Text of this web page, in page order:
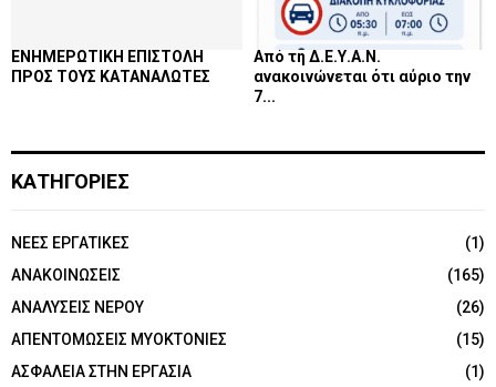
ΕΝΗΜΕΡΩΤΙΚΗ ΕΠΙΣΤΟΛΗ
ΠΡΟΣ ΤΟΥΣ ΚΑΤΑΝΑΛΩΤΕΣ
Από τη Δ.Ε.Υ.Α.Ν.
ανακοινώνεται ότι αύριο την
7...
ΚΑΤΗΓΟΡΙΕΣ
NEEΣ ΕΡΓΑΤΙΚΕΣ
(1)
ΑΝΑΚΟΙΝΩΣΕΙΣ
(165)
ΑΝΑΛΥΣΕΙΣ ΝΕΡΟΥ
(26)
ΑΠΕΝΤΟΜΩΣΕΙΣ ΜΥΟΚΤΟΝΙΕΣ
(15)
ΑΣΦΑΛΕΙΑ ΣΤΗΝ ΕΡΓΑΣΙΑ
(1)